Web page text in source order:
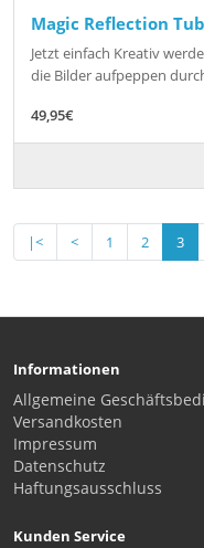
Magic Reflection
Jetzt einfach Kreativ
die Bilder aufpeppen
49,95€
|< < 1 2 3
Informationen
Allgemeine
Versandkosten
Impressum
Datenschutz
Haftungsausschluss
Kunden Service